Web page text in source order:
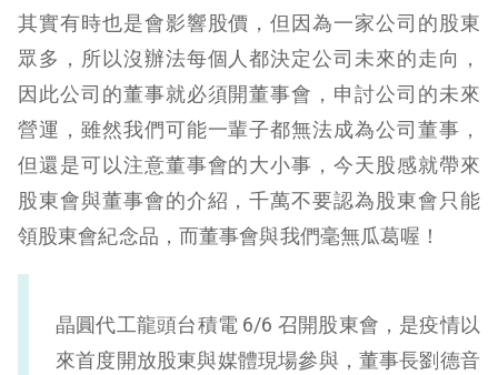
誰可以擔任董事？
董事會日期
董事會籌備
董事會股東會總結
其實有時也是會影響股價，但因為一家公司的股東
眾多，所以沒辦法每個人都決定公司未來的走向，
因此公司的董事就必須開董事會，申討公司的未來
營運，雖然我們可能一輩子都無法成為公司董事，
但還是可以注意董事會的大小事，今天股感就帶來
股東會與董事會的介紹，千萬不要認為股東會只能
領股東會紀念品，而董事會與我們毫無瓜葛喔！
晶圓代工龍頭台積電 6/6 召開股東會，是疫情以
來首度開放股東與媒體現場參與，董事長劉德音